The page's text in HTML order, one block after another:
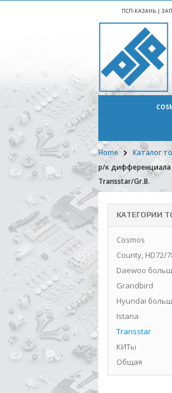
ПСП-КАЗАНЬ |
Home Каталог
р/к дифференциала
Transstar/Gr.B.
КАТЕГОРИИ
Cosmos
County, HD72/
Daewoo
Grandbird
Hyundai
Istana
Transstar
КИТы
Общая